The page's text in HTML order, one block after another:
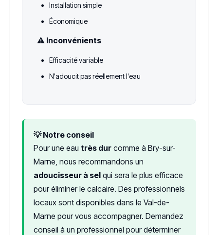
Installation simple
Économique
⚠️ Inconvénients
Efficacité variable
N'adoucit pas réellement l'eau
💡 Notre conseil
Pour une eau très dur comme à Bry-sur-
Marne, nous recommandons un
adoucisseur à sel qui sera le plus efficace
pour éliminer le calcaire. Des professionnels
locaux sont disponibles dans le Val-de-
Marne pour vous accompagner. Demandez
conseil à un professionnel pour déterminer